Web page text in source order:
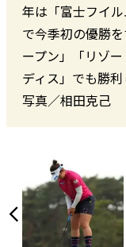
年は「富士フイ
で今季初の優勝
ープン」「リゾ
ディス」でも勝
写真／相田克己